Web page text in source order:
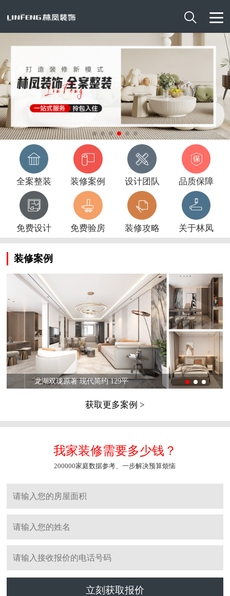

全案整装 装修案例 设计团队 品质保障
免费设计 免费验房 装修攻略 关于林凤
装修案例
龙湖双珑原著 现代简约 129平
获取更多案例 >
我家装修需要多少钱？
200000家庭数据参考、一步解决预算烦恼
立刻获取报价